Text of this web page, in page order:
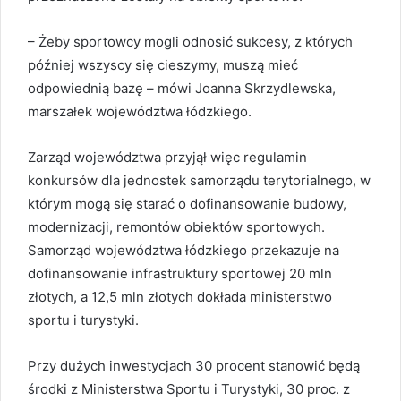
– Żeby sportowcy mogli odnosić sukcesy, z których
później wszyscy się cieszymy, muszą mieć
odpowiednią bazę – mówi Joanna Skrzydlewska,
marszałek województwa łódzkiego.
Zarząd województwa przyjął więc regulamin
konkursów dla jednostek samorządu terytorialnego, w
którym mogą się starać o dofinansowanie budowy,
modernizacji, remontów obiektów sportowych.
Samorząd województwa łódzkiego przekazuje na
dofinansowanie infrastruktury sportowej 20 mln
złotych, a 12,5 mln złotych dokłada ministerstwo
sportu i turystyki.
Przy dużych inwestycjach 30 procent stanowić będą
środki z Ministerstwa Sportu i Turystyki, 30 proc. z